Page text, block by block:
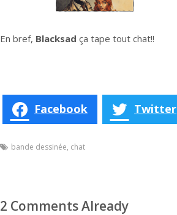
En bref, Blacksad ça tape tout chat!!
Facebook Twitter
bande dessinée, chat
2 Comments Already